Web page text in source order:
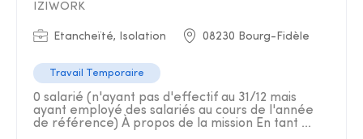
IZIWORK
Etancheïté, Isolation 08230 Bourg-Fidèle
Travail Temporaire
0 salarié (n'ayant pas d'effectif au 31/12 mais
ayant employé des salariés au cours de l'année
de référence) À propos de la mission En tant ...